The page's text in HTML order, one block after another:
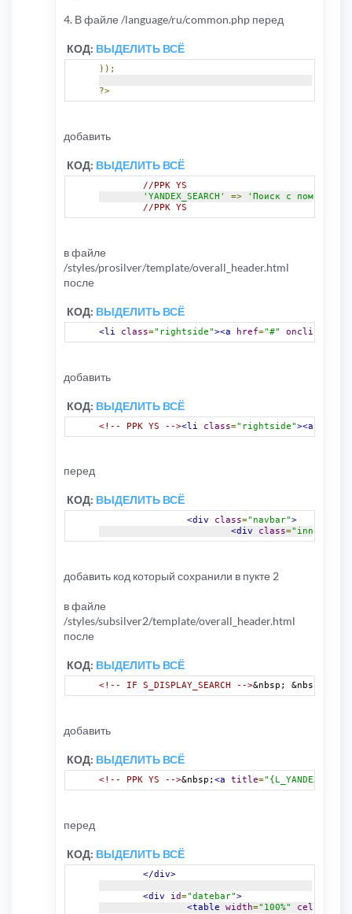
4. В файле /language/ru/common.php перед
КОД: ВЫДЕЛИТЬ ВСЁ
));
?>
добавить
КОД: ВЫДЕЛИТЬ ВСЁ
//PPK YS
'YANDEX_SEARCH'
=>
'Поиск с помощью
//PPK YS
в файле
/styles/prosilver/template/overall_header.html
после
КОД: ВЫДЕЛИТЬ ВСЁ
<li class="rightside"><a href="#" onclick
добавить
КОД: ВЫДЕЛИТЬ ВСЁ
<!-- PPK YS --><li class="rightside"><a
перед
КОД: ВЫДЕЛИТЬ ВСЁ
<div class="navbar">
<div
class="inner"
добавить код который сохранили в пукте 2
в файле
/styles/subsilver2/template/overall_header.html
после
КОД: ВЫДЕЛИТЬ ВСЁ
<!-- IF S_DISPLAY_SEARCH -->&nbsp; &nbsp;
добавить
КОД: ВЫДЕЛИТЬ ВСЁ
<!-- PPK YS -->&nbsp; <a title=
перед
КОД: ВЫДЕЛИТЬ ВСЁ
</div>
<div id="datebar">
<table
width="100%"